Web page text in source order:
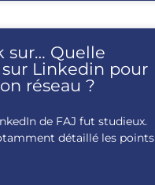
sur… Quelle
Linkedin pour
réseau ?
de FAJ fut studieux.
détaillé les points